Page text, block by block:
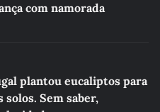
com namorada
plantou eucaliptos para
Sem saber,